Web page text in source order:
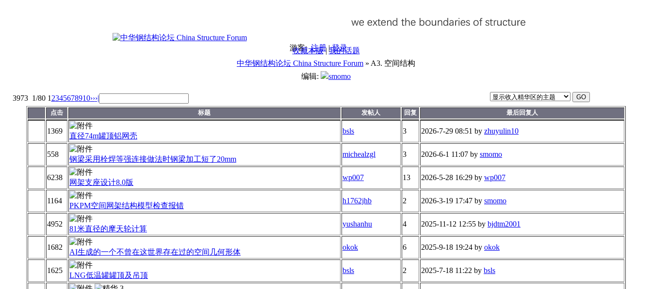
游客:注册|登录
收藏本版| 我的话题
中华钢结构论坛 China Structure Forum » A3. 空间结构
编辑:
smomo
3973 1/80 1 2345678910›››| GO
点击 标题 发帖人 回复 最后回复人
1369
直径74m罐顶铝网壳
bsls 3 2026-7-29 08:51 by zhuyulin10
558
钢梁采用栓焊等强连接做法时钢梁加工短了20mm
michealzgl 3 2026-6-1 11:07 by smomo
6238
网架支座设计8.0版
wp007 13 2026-5-28 16:29 by wp007
1164
PKPM空间网架结构模型检查报错
h1762jhb 2 2026-3-19 17:47 by smomo
4952
81米直径的摩天轮计算
yushanhu 4 2025-11-12 12:55 by bjdtm2001
1682
AI生成的一个不曾在这世界存在过的空间几何形体
okok 6 2025-9-18 19:24 by okok
1625
LNG低温罐罐顶及吊顶
bsls 2 2025-7-18 11:22 by bsls